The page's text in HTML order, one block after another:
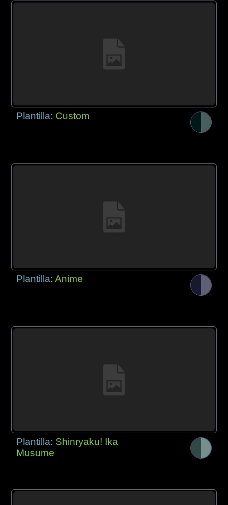
Plantilla: Custom
Plantilla:Anime
Plantilla: Shinryaku! Ika
Musume